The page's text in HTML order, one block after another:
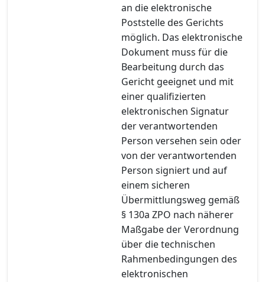
an die elektronische
Poststelle des Gerichts
möglich. Das elektronische
Dokument muss für die
Bearbeitung durch das
Gericht geeignet und mit
einer qualifizierten
elektronischen Signatur
der verantwortenden
Person versehen sein oder
von der verantwortenden
Person signiert und auf
einem sicheren
Übermittlungsweg gemäß
§ 130a ZPO nach näherer
Maßgabe der Verordnung
über die technischen
Rahmenbedingungen des
elektronischen